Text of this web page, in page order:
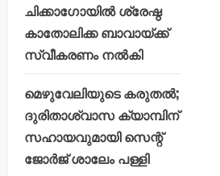
ചിക്കാഗോയിൽ ശ്രേഷ്ഠ
കാതോലിക്ക ബാവായ്ക്ക്
സ്വീകരണം നൽകി
മെഴുവേലിയുടെ കരുതൽ;
ദുരിതാശ്വാസ ക്യാമ്പിന്
സഹായവുമായി സെന്റ്
ജോർജ് ശാലേം പള്ളി